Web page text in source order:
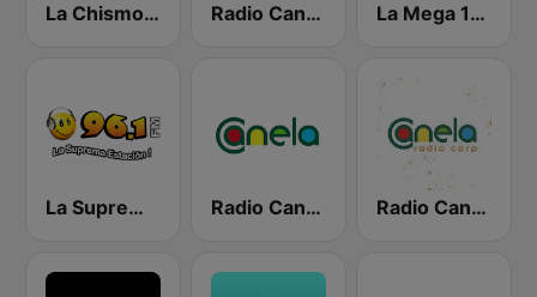
La Chismosa 104.1 Radio Canela Guayas La Mega 103.3 FM
La Suprema Estacion 96.1 FM Radio Canela Azuay Radio Canela Quito